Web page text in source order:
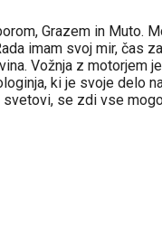
Grazem in Muto.
imam svoj mir, čas
Vožnja z motorjem
ki je svoje delo
svetovi, se zdi vse